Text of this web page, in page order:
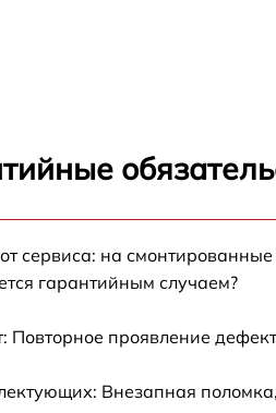
Yamaguchi Yamato
Yamato
сервиса: на
гарантийным случаем?
Повторное проявление
Внезапная